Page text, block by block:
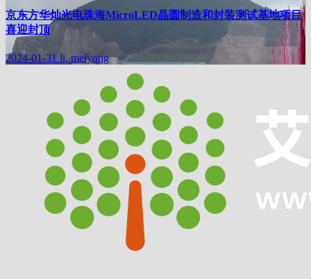
京东方华灿光电珠海MicroLED晶圆制造和封装测试基地项目
喜迎封顶
2024-01-31 li, meiyong